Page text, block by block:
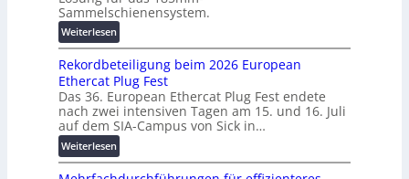
a
l
e
T
r
a
n
s
p
a
o
r
s
h
u
n
g
s
f
X
2
0
2
7
w
i
r
d
z
Sammelschienensystem.
Weiterlesen:
W
e
i
t
e
r
e
n
Rekordbeteiligung beim 2026 European
Ethercat Plug Fest
Das 36. European Ethercat Plug Fest endete
nach zwei intensiven Tagen am 15. und 16. Juli
auf dem SIA-Campus von Sick in…
Weiterlesen:
R